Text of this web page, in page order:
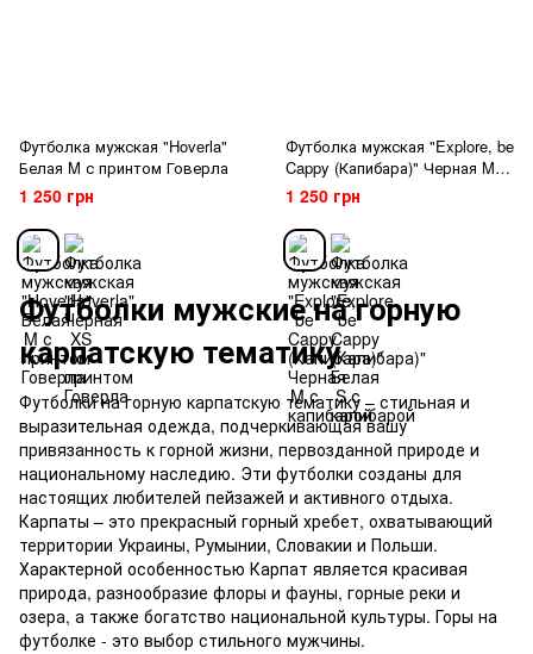
Футболка мужская "Hoverla"
Белая M с принтом Говерла
1 250 грн
Футболка мужская "Explore, be
Cappy (Капибара)" Черная M с
капибарой
1 250 грн
Футболки мужские на горную
карпатскую тематику
Футболки на горную карпатскую тематику – стильная и
выразительная одежда, подчеркивающая вашу
привязанность к горной жизни, первозданной природе и
национальному наследию. Эти футболки созданы для
настоящих любителей пейзажей и активного отдыха.
Карпаты – это прекрасный горный хребет, охватывающий
территории Украины, Румынии, Словакии и Польши.
Характерной особенностью Карпат является красивая
природа, разнообразие флоры и фауны, горные реки и
озера, а также богатство национальной культуры. Горы на
футболке - это выбор стильного мужчины.